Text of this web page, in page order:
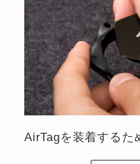
AirTagを装着するた